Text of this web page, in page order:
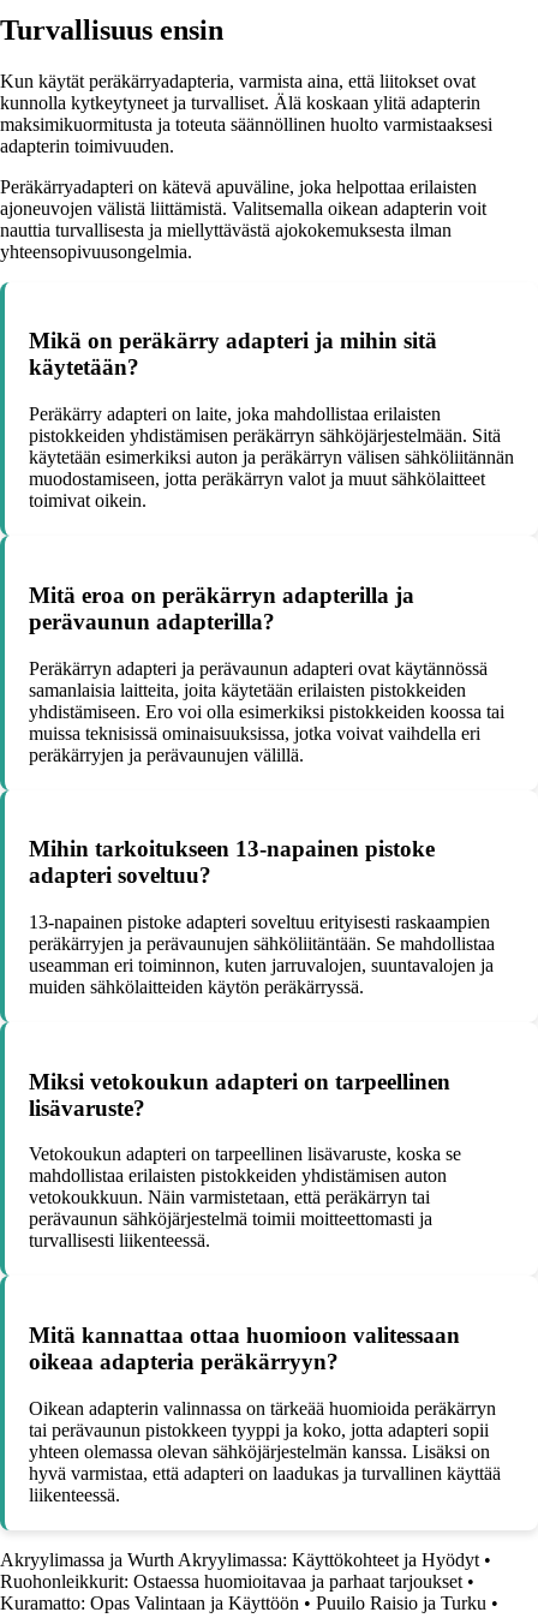
Turvallisuus ensin
Kun käytät peräkärryadapteria, varmista aina, että liitokset ovat
kunnolla kytkeytyneet ja turvalliset. Älä koskaan ylitä adapterin
maksimikuormitusta ja toteuta säännöllinen huolto varmistaaksesi
adapterin toimivuuden.
Peräkärryadapteri on kätevä apuväline, joka helpottaa erilaisten
ajoneuvojen välistä liittämistä. Valitsemalla oikean adapterin voit
nauttia turvallisesta ja miellyttävästä ajokokemuksesta ilman
yhteensopivuusongelmia.
Mikä on peräkärry adapteri ja mihin sitä
käytetään?
Peräkärry adapteri on laite, joka mahdollistaa erilaisten
pistokkeiden yhdistämisen peräkärryn sähköjärjestelmään. Sitä
käytetään esimerkiksi auton ja peräkärryn välisen sähköliitännän
muodostamiseen, jotta peräkärryn valot ja muut sähkölaitteet
toimivat oikein.
Mitä eroa on peräkärryn adapterilla ja
perävaunun adapterilla?
Peräkärryn adapteri ja perävaunun adapteri ovat käytännössä
samanlaisia laitteita, joita käytetään erilaisten pistokkeiden
yhdistämiseen. Ero voi olla esimerkiksi pistokkeiden koossa tai
muissa teknisissä ominaisuuksissa, jotka voivat vaihdella eri
peräkärryjen ja perävaunujen välillä.
Mihin tarkoitukseen 13-napainen pistoke
adapteri soveltuu?
13-napainen pistoke adapteri soveltuu erityisesti raskaampien
peräkärryjen ja perävaunujen sähköliitäntään. Se mahdollistaa
useamman eri toiminnon, kuten jarruvalojen, suuntavalojen ja
muiden sähkölaitteiden käytön peräkärryssä.
Miksi vetokoukun adapteri on tarpeellinen
lisävaruste?
Vetokoukun adapteri on tarpeellinen lisävaruste, koska se
mahdollistaa erilaisten pistokkeiden yhdistämisen auton
vetokoukkuun. Näin varmistetaan, että peräkärryn tai
perävaunun sähköjärjestelmä toimii moitteettomasti ja
turvallisesti liikenteessä.
Mitä kannattaa ottaa huomioon valitessaan
oikeaa adapteria peräkärryyn?
Oikean adapterin valinnassa on tärkeää huomioida peräkärryn
tai perävaunun pistokkeen tyyppi ja koko, jotta adapteri sopii
yhteen olemassa olevan sähköjärjestelmän kanssa. Lisäksi on
hyvä varmistaa, että adapteri on laadukas ja turvallinen käyttää
liikenteessä.
Akryylimassa ja Wurth Akryylimassa: Käyttökohteet ja Hyödyt •
Ruohonleikkurit: Ostaessa huomioitavaa ja parhaat tarjoukset •
Kuramatto: Opas Valintaan ja Käyttöön • Puuilo Raisio ja Turku •